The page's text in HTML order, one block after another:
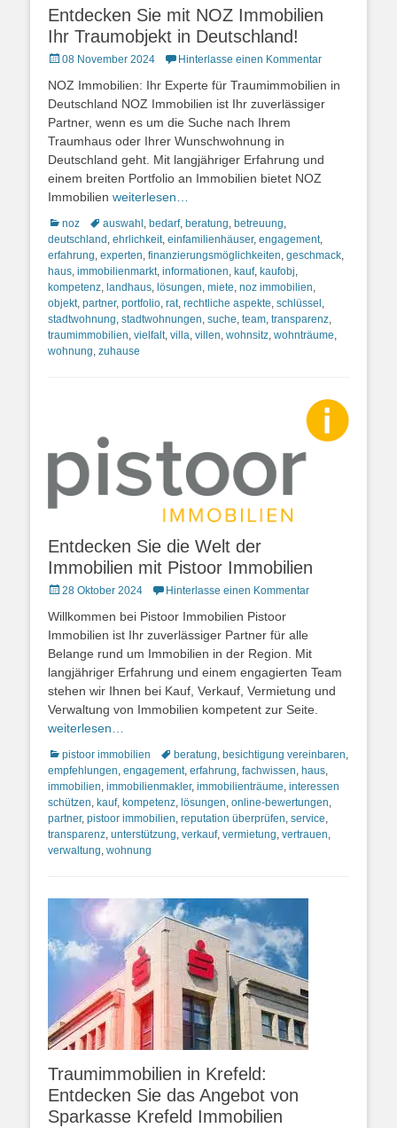
Entdecken Sie mit NOZ Immobilien
Ihr Traumobjekt in Deutschland!
Posted
08 November 2024 Hinterlasse einen Kommentar
NOZ Immobilien: Ihr Experte für Traumimmobilien in
Deutschland NOZ Immobilien ist Ihr zuverlässiger
Partner, wenn es um die Suche nach Ihrem
Traumhaus oder Ihrer Wunschwohnung in
Deutschland geht. Mit langjähriger Erfahrung und
einem breiten Portfolio an Immobilien bietet NOZ
Immobilien weiterlesen…
Kategorien
noz Schlagworte
auswahl bedarf, beratung betreuung
deutschland ehrlichkeit, einfamilienhäuser, engagement,
erfahrung experten finanzierungsmöglichkeiten geschmack
haus immobilienmarkt, informationen kauf, kaufobj
kompetenz landhaus lösungen miete noz immobilien
objekt, partner, portfolio rat, rechtliche aspekte schlüssel
stadtwohnung stadtwohnungen suche team transparenz
traumimmobilien vielfalt, villa villen wohnsitz wohnträume
wohnung zuhause
Entdecken Sie die Welt der
Immobilien mit Pistoor Immobilien
Posted
28 Oktober 2024 Hinterlasse einen Kommentar
Willkommen bei Pistoor Immobilien Pistoor
Immobilien ist Ihr zuverlässiger Partner für alle
Belange rund um Immobilien in der Region. Mit
langjähriger Erfahrung und einem engagierten Team
stehen wir Ihnen bei Kauf, Verkauf, Vermietung und
Verwaltung von Immobilien kompetent zur Seite.
weiterlesen…
Kategorien
pistoor immobilien Schlagworte
beratung, besichtigung vereinbaren,
empfehlungen, engagement, erfahrung, fachwissen, haus,
immobilien, immobilienmakler, immobilienträume, interessen
schützen, kauf, kompetenz, lösungen, online-bewertungen,
partner, pistoor immobilien, reputation überprüfen, service,
transparenz, unterstützung, verkauf, vermietung, vertrauen,
verwaltung, wohnung
Traumimmobilien in Krefeld:
Entdecken Sie das Angebot von
Sparkasse Krefeld Immobilien